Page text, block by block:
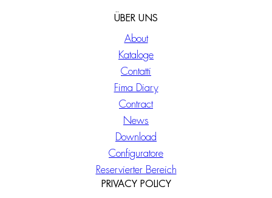
ÜBER UNS
About
Kataloge
Contatti
Fima Diary
Contract
News
Download
Configuratore
Reservierter Bereich
PRIVACY POLICY